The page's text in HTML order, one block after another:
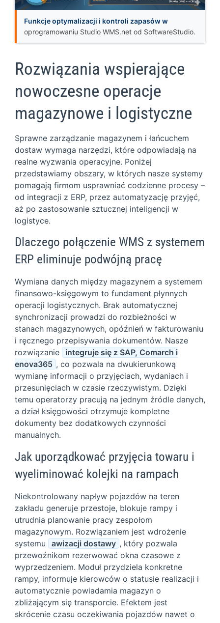
Funkcje optymalizacji i kontroli zapasów w
oprogramowaniu Studio WMS.net od SoftwareStudio.
Rozwiązania wspierające
nowoczesne operacje
magazynowe i logistyczne
Sprawne zarządzanie magazynem i łańcuchem
dostaw wymaga narzędzi, które odpowiadają na
realne wyzwania operacyjne. Poniżej
przedstawiamy obszary, w których nasze systemy
pomagają firmom usprawniać codzienne procesy –
od integracji z ERP, przez automatyzację przyjęć,
aż po zastosowanie sztucznej inteligencji w
logistyce.
Dlaczego połączenie WMS z systemem
ERP eliminuje podwójną pracę
Wymiana danych między magazynem a systemem
finansowo-księgowym to fundament płynnych
operacji logistycznych. Brak automatycznej
synchronizacji prowadzi do rozbieżności w
stanach magazynowych, opóźnień w fakturowaniu
i ręcznego przepisywania dokumentów. Nasze
rozwiązanie
integruje się z SAP, Comarch i
enova365 , co pozwala na dwukierunkową
wymianę informacji o przyjęciach, wydaniach i
przesunięciach w czasie rzeczywistym. Dzięki
temu operatorzy pracują na jednym źródle danych,
a dział księgowości otrzymuje kompletne
dokumenty bez dodatkowych czynności
manualnych.
Jak uporządkować przyjęcia towaru i
wyeliminować kolejki na rampach
Niekontrolowany napływ pojazdów na teren
zakładu generuje przestoje, blokuje rampy i
utrudnia planowanie pracy zespołom
magazynowym. Rozwiązaniem jest wdrożenie
systemu
awizacji dostawy , który pozwala
przewoźnikom rezerwować okna czasowe z
wyprzedzeniem. Moduł przydziela konkretne
rampy, informuje kierowców o statusie realizacji i
automatycznie powiadamia magazyn o
zbliżającym się transporcie. Efektem jest
skrócenie czasu oczekiwania pojazdów nawet o